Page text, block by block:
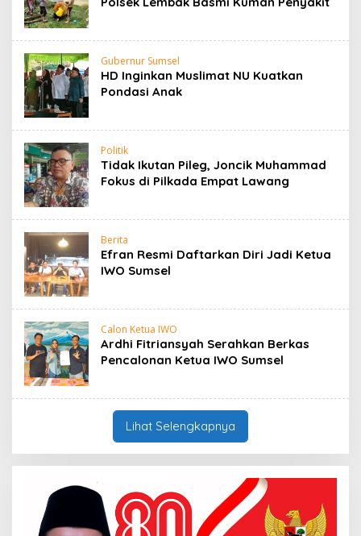
Gubernur Sumsel
HD Inginkan Muslimat NU Kuatkan
Pondasi Anak
Politik
Tidak Ikutan Pileg, Joncik Muhammad
Fokus di Pilkada Empat Lawang
Berita
Efran Resmi Daftarkan Diri Jadi Ketua
IWO Sumsel
Calon Ketua IWO
Ardhi Fitriansyah Serahkan Berkas
Pencalonan Ketua IWO Sumsel
Lihat Selengkapnya